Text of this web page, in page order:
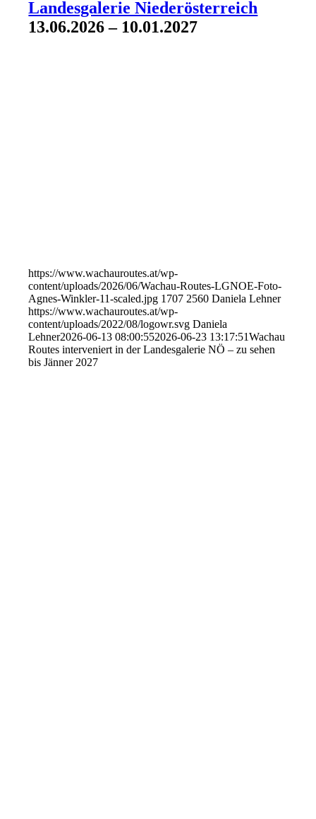
Landesgalerie Niederösterreich
13.06.2026 – 10.01.2027
https://www.wachauroutes.at/wp-
content/uploads/2026/06/Wachau-Routes-LGNOE-Foto-
Agnes-Winkler-11-scaled.jpg 1707 2560 Daniela Lehner
https://www.wachauroutes.at/wp-
content/uploads/2022/08/logowr.svg Daniela
Lehner2026-06-13 08:00:552026-06-23 13:17:51Wachau
Routes interveniert in der Landesgalerie NÖ – zu sehen
bis Jänner 2027